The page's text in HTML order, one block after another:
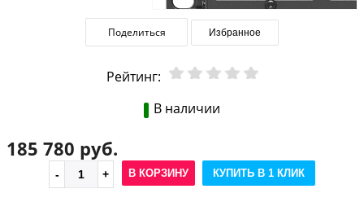
Поделиться Избранное
Рейтинг:
В наличии
185 780 руб.
В КОРЗИНУ КУПИТЬ В 1 КЛИК